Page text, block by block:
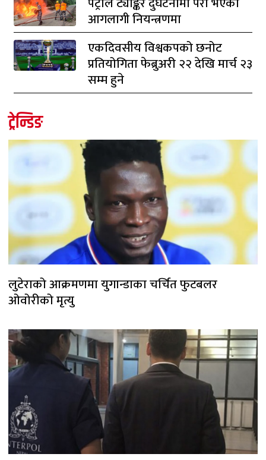
आगलागी नियन्त्रणमा
एकदिवसीय विश्वकपको छनोट
प्रतियोगिता फेब्रुअरी २२ देखि मार्च २३
सम्म हुने
ट्रेन्डिङ
लुटेराको आक्रमणमा युगान्डाका चर्चित फुटबलर
ओवोरीको मृत्यु